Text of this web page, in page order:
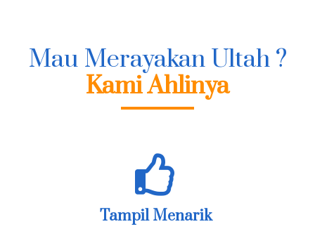
Mau Merayakan Ultah ?
Kami Ahlinya
Tampil Menarik